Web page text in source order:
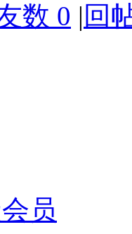
数 0 | 回
员